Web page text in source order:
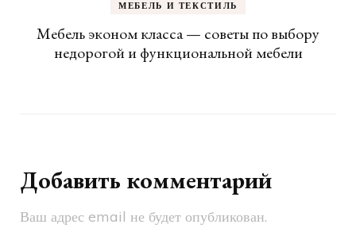
МЕБЕЛЬ И ТЕКСТИЛЬ
Мебель эконом класса — советы по выбору
недорогой и функциональной мебели
Добавить комментарий
Ваш адрес email не будет опубликован.